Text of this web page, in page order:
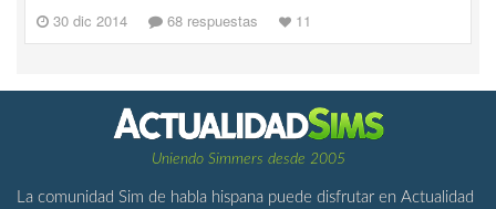
30 dic 2014
68 respuestas 11
Uniendo Simmers desde 2005
La comunidad Sim de habla hispana puede disfrutar en Actualidad